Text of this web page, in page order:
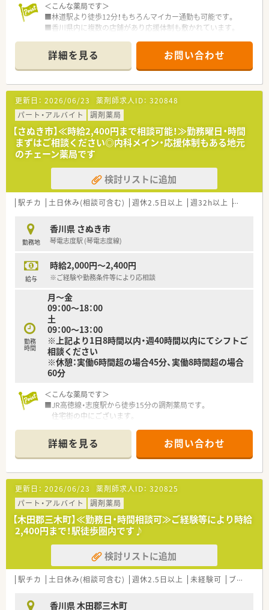
■最新の一包化監査システムなど調剤設備を積極的に導入して
おり、安全性の向上と業務の効率化を同時に追求している法人で
す。
＜こんな薬局です＞
■林道駅より徒歩12分！もちろんマイカー通勤も可能です。
■香川県内に複数の店舗があり応援体制も敷かれています。
方箋応需しています。
■子育て中の方も多く、皆様助け合いながらご勤務されていま
す。
＜業務内容＞
■調剤・投薬・監査等外来処方箋対応をお願いいたします。
■整形外科メイン応需。応需処方箋枚数は60枚/日、薬剤師常時2
～3名体制です。
＜研修制度＞
■ご入職後は実務を通じて一連の業務を習得いただきます。
調剤薬局を併設している調剤併設型、「フジでのお買い物のつい
でにあのお薬や化粧品を・・・」というお客様の生活シーンに対応
うコスメ店など地域のお客様のニーズに合わせた店舗展開をし
ております。
■ツルハグループとして瀬戸内海圏にてドミナント展開を強化
今後も更に、ドラッグストアと調剤薬局の併設店を標準型店舗
として、利便性と専門性を兼ね備えた店舗展開を図って参りま
■愛媛県を中心に四国・中国エリアに228店舗展開しておりま
す。現在約3割が調剤取扱店舗です。
■様々な福利厚生制度で、業界トップクラスの満足度を誇ってお
ります。誰もが安心して働ける職場づくりを目指しています。
■地域のお客様と共に取り組む地域支援・社会貢献活動も活発に
行っております。
＜こんな方にもオススメ＞
■研修制度を利用してご自身のスキルアップもしていきたい方
■時短勤務ご希望の方
等々
詳細を見る お問い合わせ
更新日： 2026/06/23 薬剤師求人ID： 320848
パート・アルバイト
調剤薬局
【さぬき市】≪時給2,400円まで相談可能！≫勤務曜日・時間
まずはご相談ください◎内科メイン・応援体制もある地元
のチェーン薬局です
検討リストに追加
駅チカ 土日休み(相談可含む) 週休2.5日以上 週32h以上 ブランク
勤務地
香川県 さぬき市
琴電志度駅 (琴電志度線)
給与
時給2,000円～2,400円
※ご経験や勤務条件等により応相談
勤務
時間
月～金
09：00～18：00
土
09：00～13：00
※上記より1日8時間以内・週40時間以内にてシフトご
相談ください
※休憩：実働6時間超の場合45分、実働8時間超の場合
60分
＜こんな薬局です＞
■JR高徳線・志度駅から徒歩15分の調剤薬局です。
住宅街の中にございます。
明るく清潔感のある店内で、投薬口は2つございます。
■待合には健康関連の雑誌等も置いており、
患者様の健康サポートを意識しています。
＜業務内容＞
■外来は内科の処方箋がメインです。
また、在宅も行っています。
■処方箋は1日40枚程度です。
■薬剤師は常勤2名・パート1名体制です。
＜研修制度＞
■入職後まずは数週間のローテーションで全店舗での研修がご
ざいます。
各店舗にて様々な手技が存在し、先輩薬剤師から現場で学ぶ事
■その他にもマナー研修や、e-ラーニング・学会発表の補助もご
詳細を見る お問い合わせ
更新日： 2026/06/23 薬剤師求人ID： 320825
パート・アルバイト
調剤薬局
【木田郡三木町】≪勤務日・時間相談可≫ご経験等により時給
2,400円まで！駅徒歩圏内です♪
検討リストに追加
駅チカ 土日休み(相談可含む) 週休2.5日以上 未経験可 ブランク可
香川県 木田郡三木町